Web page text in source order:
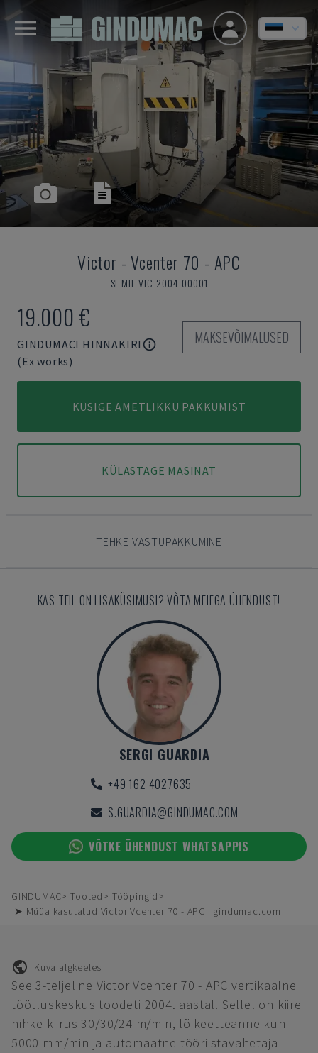
Victor -Vcenter 70 - APC
SI-MIL-VIC-2004-00001
19.000 €
GINDUMACI HINNAKIRI
(Ex works)
MAKSEVÕIMALUSED
KÜSIGE AMETLIKKU PAKKUMIST
KÜLASTAGE MASINAT
TEHKE VASTUPAKKUMINE
KAS TEIL ON LISAKÜSIMUSI? VÕTA MEIEGA ÜHENDUST!
SERGI GUARDIA
+49 162 4027635
S.GUARDIA@GINDUMAC.COM
VÕTKE ÜHENDUST WHATSAPPIS
GINDUMAC Tooted
Tööpingid
➤ Müüa kasutatud Victor Vcenter 70 - APC | gindumac.com
Kuva algkeeles
See 3-teljeline Victor Vcenter 70 - APC vertikaalne
töötluskeskus toodeti 2004. aastal. Sellel on kiire
nihke kiirus 30/30/24 m/min, lõikeetteanne kuni
5000 mm/min ja automaatne tööriistavahetaja